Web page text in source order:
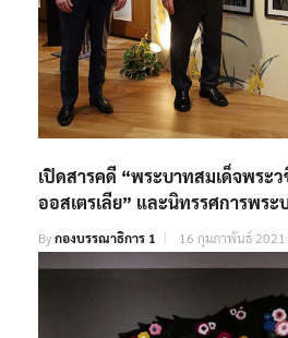
เปิดสารคดี “พระบาทสมเด็จพระว
ออสเตรเลีย” และนิทรรศการพร
Byกองบรรณาธิการ 1 16 กุมภาพันธ์ 2021